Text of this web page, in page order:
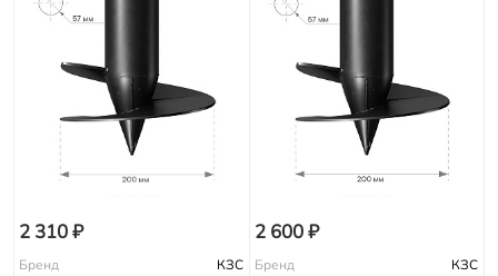
2 310 ₽
Бренд КЗС
2 600 ₽
Бренд КЗС